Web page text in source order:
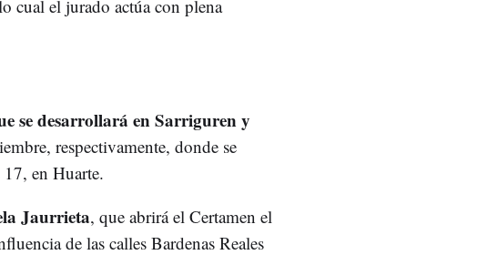
cual el jurado actúa con plena
se desarrollará en Sarriguren y
respectivamente, donde se
en Huarte.
Jaurrieta, que abrirá el Certamen el
de las calles Bardenas Reales